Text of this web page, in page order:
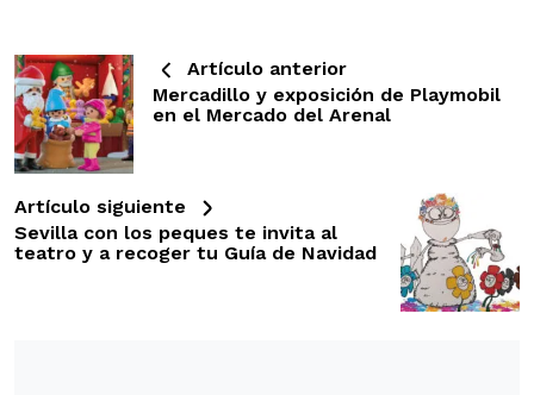
Artículo anterior
Mercadillo y exposición de Playmobil
en el Mercado del Arenal
Artículo siguiente
Sevilla con los peques te invita al
teatro y a recoger tu Guía de Navidad